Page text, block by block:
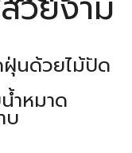
ฝุ่นด้วยไม้ปัด
ำหมาด
บ